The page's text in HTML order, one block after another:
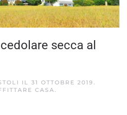
secca al
IL 31 OTTOBRE 2019
CASA